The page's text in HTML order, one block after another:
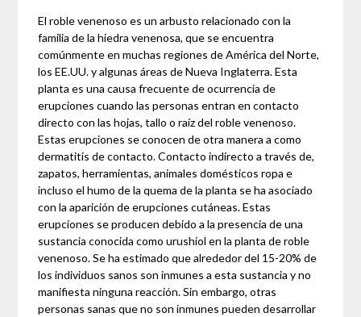
El roble venenoso es un arbusto relacionado con la
familia de la hiedra venenosa, que se encuentra
comúnmente en muchas regiones de América del Norte,
los EE.UU. y algunas áreas de Nueva Inglaterra. Esta
planta es una causa frecuente de ocurrencia de
erupciones cuando las personas entran en contacto
directo con las hojas, tallo o raíz del roble venenoso.
Estas erupciones se conocen de otra manera a como
dermatitis de contacto. Contacto indirecto a través de,
zapatos, herramientas, animales domésticos ropa e
incluso el humo de la quema de la planta se ha asociado
con la aparición de erupciones cutáneas. Estas
erupciones se producen debido a la presencia de una
sustancia conocida como urushiol en la planta de roble
venenoso. Se ha estimado que alrededor del 15-20% de
los individuos sanos son inmunes a esta sustancia y no
manifiesta ninguna reacción. Sin embargo, otras
personas sanas que no son inmunes pueden desarrollar